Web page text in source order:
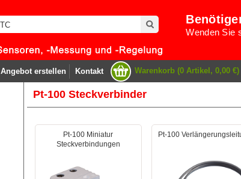
Wenden Sie
Angebot erstellen Kontakt Warenkorb (0 Artikel, 0,00 €)
Pt-100 Steckverbinder
Pt-100 Miniatur
Steckverbindungen
Pt-100